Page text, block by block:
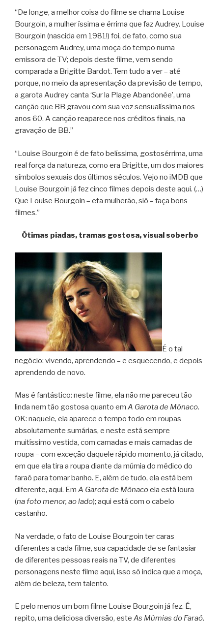
“De longe, a melhor coisa do filme se chama Louise
Bourgoin, a mulher íssima e érrima que faz Audrey. Louise
Bourgoin (nascida em 1981!) foi, de fato, como sua
personagem Audrey, uma moça do tempo numa
emissora de TV; depois deste filme, vem sendo
comparada a Brigitte Bardot. Tem tudo a ver – até
porque, no meio da apresentação da previsão de tempo,
a garota Audrey canta ‘Sur la Plage Abandonée’, uma
canção que BB gravou com sua voz sensualíssima nos
anos 60. A canção reaparece nos créditos finais, na
gravação de BB.”
“Louise Bourgoin é de fato belíssima, gostosérrima, uma
real força da natureza, como era Brigitte, um dos maiores
símbolos sexuais dos últimos séculos. Vejo no iMDB que
Louise Bourgoin já fez cinco filmes depois deste aqui. (…)
Que Louise Bourgoin – eta mulherão, siô – faça bons
filmes.”
Ótimas piadas, tramas gostosa, visual soberbo
É o tal
negócio: vivendo, aprendendo – e esquecendo, e depois
aprendendo de novo.
Mas é fantástico: neste filme, ela não me pareceu tão
linda nem tão gostosa quanto em A Garota de Mônaco.
OK: naquele, ela aparece o tempo todo em roupas
absolutamente sumárias, e neste está sempre
muitíssimo vestida, com camadas e mais camadas de
roupa – com exceção daquele rápido momento, já citado,
em que ela tira a roupa diante da múmia do médico do
faraó para tomar banho. E, além de tudo, ela está bem
diferente, aqui. Em A Garota de Mônacoela está loura
(na foto menor, ao lado); aqui está com o cabelo
castanho.
Na verdade, o fato de Louise Bourgoin ter caras
diferentes a cada filme, sua capacidade de se fantasiar
de diferentes pessoas reais na TV, de diferentes
personagens neste filme aqui, isso só indica que a moça,
além de beleza, tem talento.
E pelo menos um bom filme Louise Bourgoin já fez. É,
repito, uma deliciosa diversão, este As Múmias do Faraó.